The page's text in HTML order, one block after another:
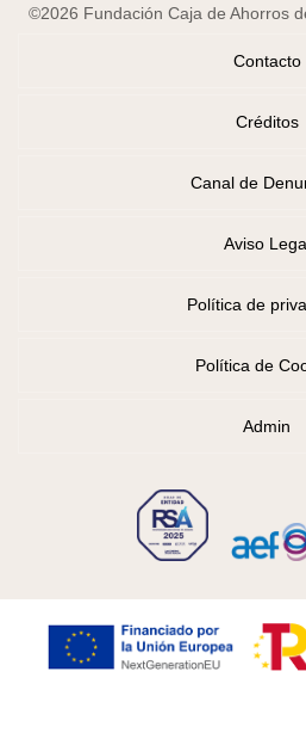
©2026 Fundación Caja de Ahorros
Contacto
Créditos
Canal de
Aviso
Política de
Política de
Admin